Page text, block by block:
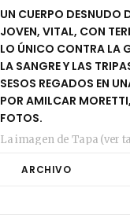
UN CUERPO DESNUDO
JOVEN, VITAL, CON
LO ÚNICO CONTRA LA
LA SANGRE Y LAS
SESOS REGADOS EN
POR AMILCAR
FOTOS.
ARCHIVO